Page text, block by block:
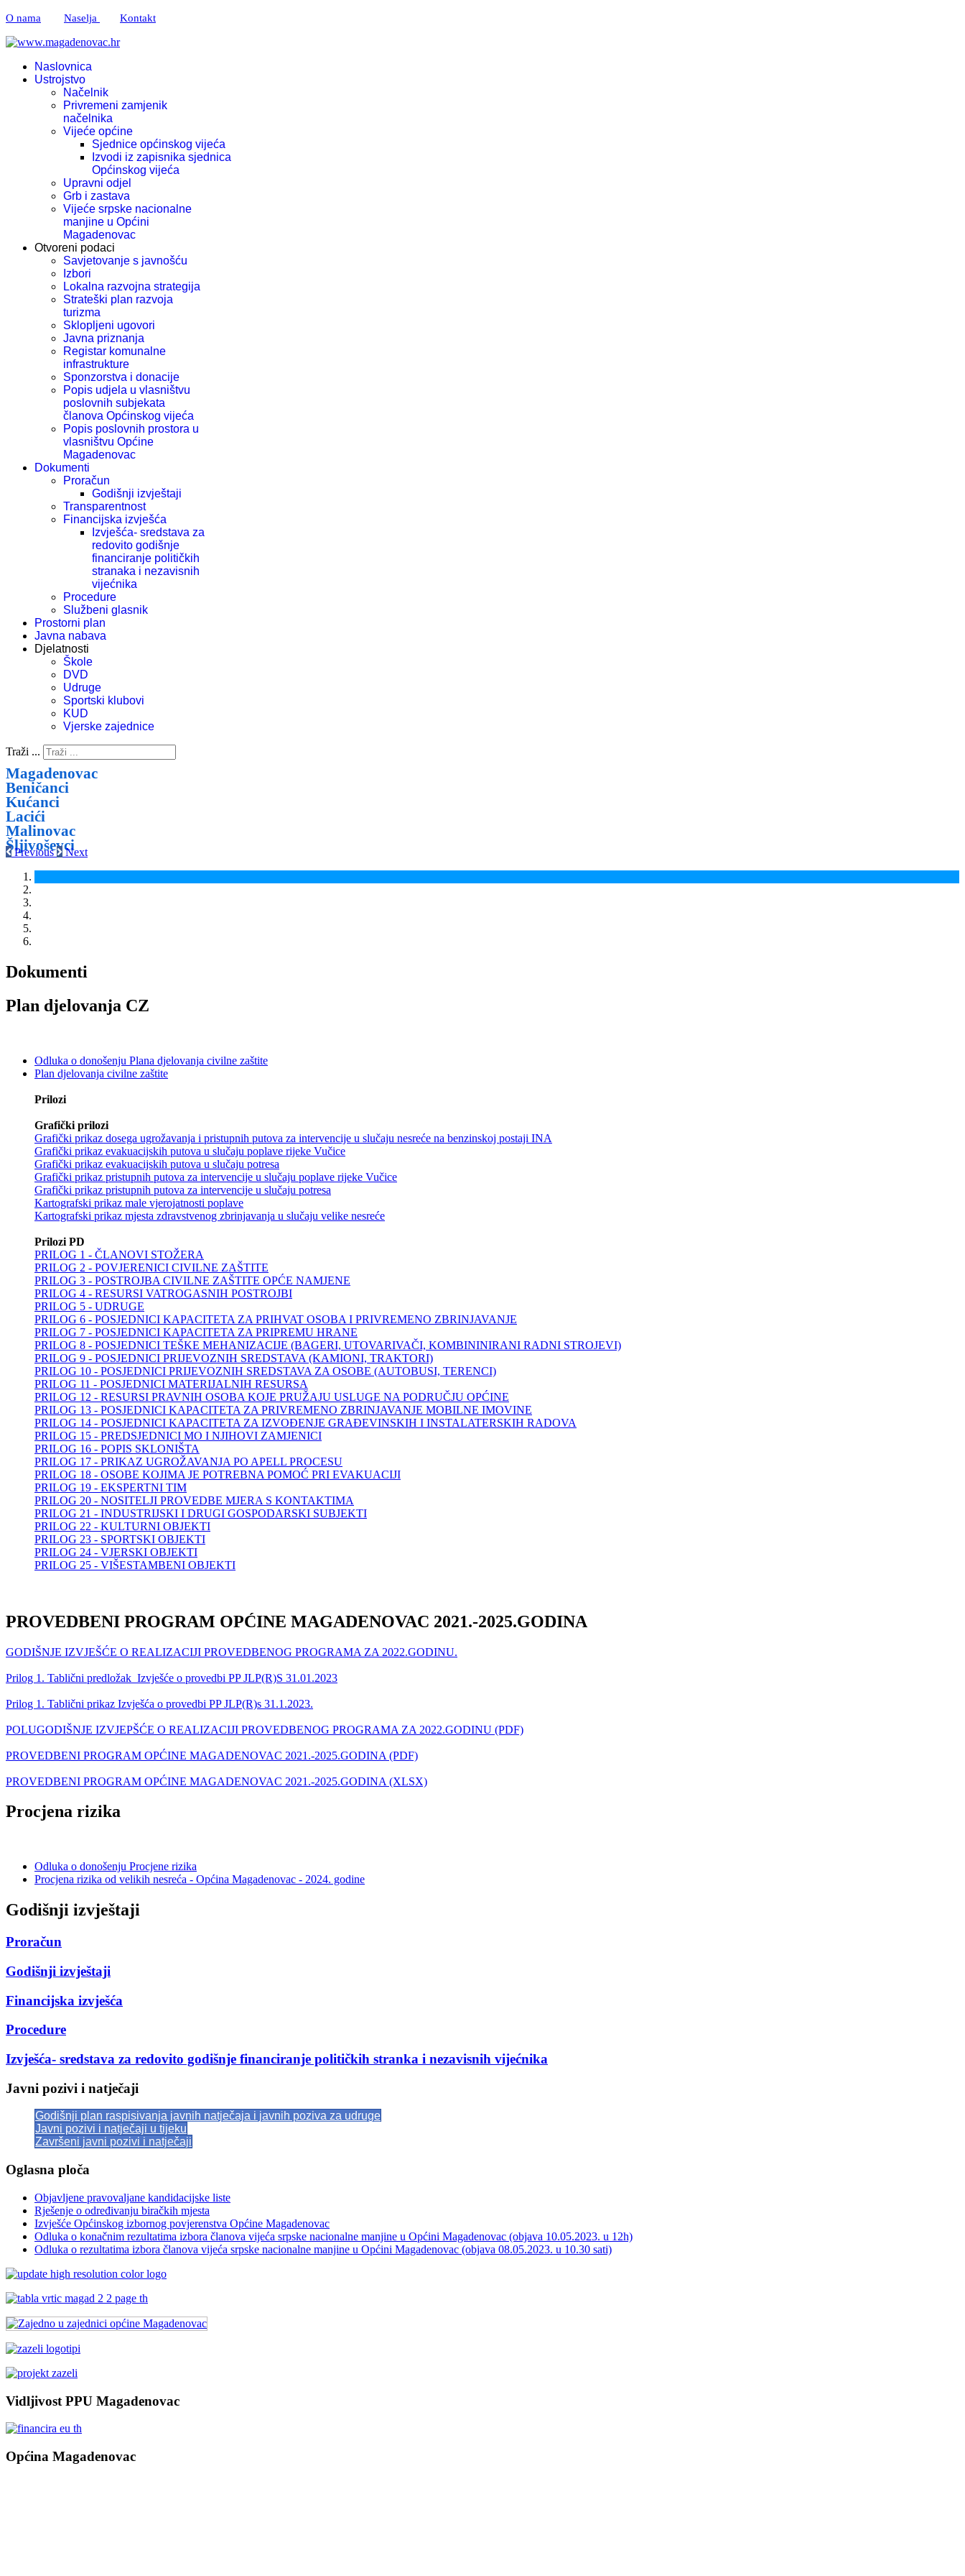
O nama Naselja Kontakt
Naslovnica
Ustrojstvo
Načelnik
Privremeni zamjenik
načelnika
Vijeće općine
Sjednice općinskog vijeća
Izvodi iz zapisnika sjednica
Općinskog vijeća
Upravni odjel
Grb i zastava
Vijeće srpske nacionalne
manjine u Općini
Magadenovac
Otvoreni podaci
Savjetovanje s javnošću
Izbori
Lokalna razvojna strategija
Strateški plan razvoja
turizma
Sklopljeni ugovori
Javna priznanja
Registar komunalne
infrastrukture
Sponzorstva i donacije
Popis udjela u vlasništvu
poslovnih subjekata
članova Općinskog vijeća
Popis poslovnih prostora u
vlasništvu Općine
Magadenovac
Dokumenti
Proračun
Godišnji izvještaji
Transparentnost
Financijska izvješća
Izvješća- sredstava za
redovito godišnje
financiranje političkih
stranaka i nezavisnih
vijećnika
Procedure
Službeni glasnik
Prostorni plan
Javna nabava
Djelatnosti
Škole
DVD
Udruge
Sportski klubovi
KUD
Vjerske zajednice
Traži ...
Magadenovac
Beničanci
Kućanci
Lacići
Malinovac
Šljivoševci
Previous Next
Dokumenti
Plan djelovanja CZ
Odluka o donošenju Plana djelovanja civilne zaštite
Plan djelovanja civilne zaštite
Prilozi
Grafički prilozi
Grafički prikaz dosega ugrožavanja i pristupnih putova za intervencije u slučaju nesreće na benzinskoj postaji INA
Grafički prikaz evakuacijskih putova u slučaju poplave rijeke Vučice
Grafički prikaz evakuacijskih putova u slučaju potresa
Grafički prikaz pristupnih putova za intervencije u slučaju poplave rijeke Vučice
Grafički prikaz pristupnih putova za intervencije u slučaju potresa
Kartografski prikaz male vjerojatnosti poplave
Kartografski prikaz mjesta zdravstvenog zbrinjavanja u slučaju velike nesreće
Prilozi PD
PRILOG 1 - ČLANOVI STOŽERA
PRILOG 2 - POVJERENICI CIVILNE ZAŠTITE
PRILOG 3 - POSTROJBA CIVILNE ZAŠTITE OPĆE NAMJENE
PRILOG 4 - RESURSI VATROGASNIH POSTROJBI
PRILOG 5 - UDRUGE
PRILOG 6 - POSJEDNICI KAPACITETA ZA PRIHVAT OSOBA I PRIVREMENO ZBRINJAVANJE
PRILOG 7 - POSJEDNICI KAPACITETA ZA PRIPREMU HRANE
PRILOG 8 - POSJEDNICI TEŠKE MEHANIZACIJE (BAGERI, UTOVARIVAČI, KOMBININIRANI RADNI STROJEVI)
PRILOG 9 - POSJEDNICI PRIJEVOZNIH SREDSTAVA (KAMIONI, TRAKTORI)
PRILOG 10 - POSJEDNICI PRIJEVOZNIH SREDSTAVA ZA OSOBE (AUTOBUSI, TERENCI)
PRILOG 11 - POSJEDNICI MATERIJALNIH RESURSA
PRILOG 12 - RESURSI PRAVNIH OSOBA KOJE PRUŽAJU USLUGE NA PODRUČJU OPĆINE
PRILOG 13 - POSJEDNICI KAPACITETA ZA PRIVREMENO ZBRINJAVANJE MOBILNE IMOVINE
PRILOG 14 - POSJEDNICI KAPACITETA ZA IZVOĐENJE GRAĐEVINSKIH I INSTALATERSKIH RADOVA
PRILOG 15 - PREDSJEDNICI MO I NJIHOVI ZAMJENICI
PRILOG 16 - POPIS SKLONIŠTA
PRILOG 17 - PRIKAZ UGROŽAVANJA PO APELL PROCESU
PRILOG 18 - OSOBE KOJIMA JE POTREBNA POMOĆ PRI EVAKUACIJI
PRILOG 19 - EKSPERTNI TIM
PRILOG 20 - NOSITELJI PROVEDBE MJERA S KONTAKTIMA
PRILOG 21 - INDUSTRIJSKI I DRUGI GOSPODARSKI SUBJEKTI
PRILOG 22 - KULTURNI OBJEKTI
PRILOG 23 - SPORTSKI OBJEKTI
PRILOG 24 - VJERSKI OBJEKTI
PRILOG 25 - VIŠESTAMBENI OBJEKTI
PROVEDBENI PROGRAM OPĆINE MAGADENOVAC 2021.-2025.GODINA
GODIŠNJE IZVJEŠĆE O REALIZACIJI PROVEDBENOG PROGRAMA ZA 2022.GODINU.
Prilog 1. Tablični predložak_Izvješće o provedbi PP JLP(R)S 31.01.2023
Prilog 1. Tablični prikaz Izvješća o provedbi PP JLP(R)s 31.1.2023.
POLUGODIŠNJE IZVJEPŠĆE O REALIZACIJI PROVEDBENOG PROGRAMA ZA 2022.GODINU (PDF)
PROVEDBENI PROGRAM OPĆINE MAGADENOVAC 2021.-2025.GODINA (PDF)
PROVEDBENI PROGRAM OPĆINE MAGADENOVAC 2021.-2025.GODINA (XLSX)
Procjena rizika
Odluka o donošenju Procjene rizika
Procjena rizika od velikih nesreća - Općina Magadenovac - 2024. godine
Godišnji izvještaji
Proračun
Godišnji izvještaji
Financijska izvješća
Procedure
Izvješća- sredstava za redovito godišnje financiranje političkih stranka i nezavisnih vijećnika
Javni pozivi i natječaji
Godišnji plan raspisivanja javnih natječaja i javnih poziva za udruge
Javni pozivi i natječaji u tijeku
Završeni javni pozivi i natječaji
Oglasna ploča
Objavljene pravovaljane kandidacijske liste
Rješenje o određivanju biračkih mjesta
Izvješće Općinskog izbornog povjerenstva Općine Magadenovac
Odluka o konačnim rezultatima izbora članova vijeća srpske nacionalne manjine u Općini Magadenovac (objava 10.05.2023. u 12h)
Odluka o rezultatima izbora članova vijeća srpske nacionalne manjine u Općini Magadenovac (objava 08.05.2023. u 10.30 sati)
Vidljivost PPU Magadenovac
Općina Magadenovac